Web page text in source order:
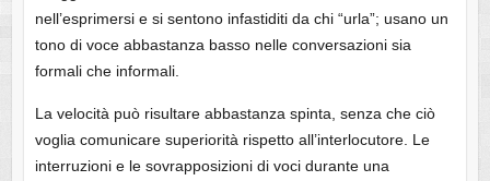
nell’esprimersi e si sentono infastiditi da chi “urla”; usano un
tono di voce abbastanza basso nelle conversazioni sia
formali che informali.
La velocità può risultare abbastanza spinta, senza che ciò
voglia comunicare superiorità rispetto all’interlocutore. Le
interruzioni e le sovrapposizioni di voci durante una